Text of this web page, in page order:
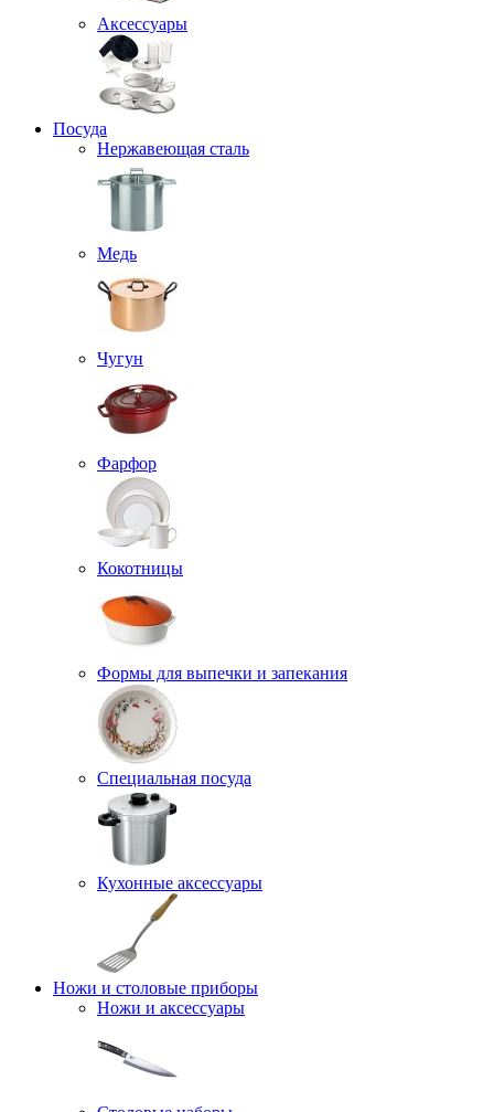
Аксессуары
Посуда
Нержавеющая сталь
Медь
Чугун
Фарфор
Кокотницы
Формы для выпечки и запекания
Специальная посуда
Кухонные аксессуары
Ножи и столовые приборы
Ножи и аксессуары